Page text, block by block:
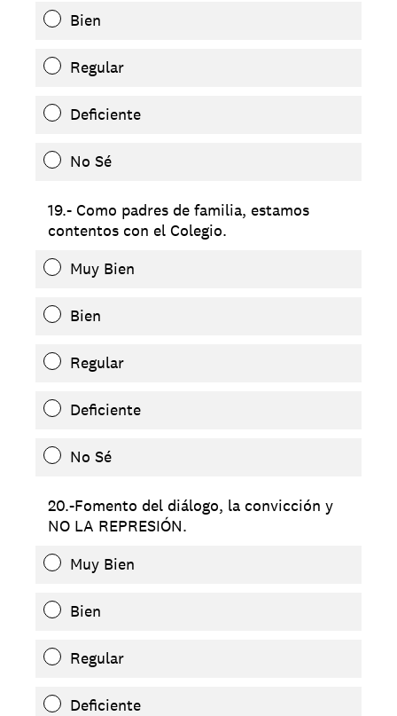
Bien
Regular
Deficiente
No Sé
19.- Como padres de familia, estamos
contentos con el Colegio.
Muy Bien
Bien
Regular
Deficiente
No Sé
20.-Fomento del diálogo, la convicción y
NO LA REPRESIÓN.
Muy Bien
Bien
Regular
Deficiente